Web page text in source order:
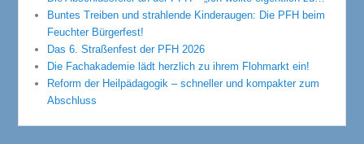
Buntes Treiben und strahlende Kinderaugen: Die PFH beim
Feuchter Bürgerfest!
Das 6. Straßenfest der PFH 2026
Die Fachakademie lädt herzlich zu ihrem Flohmarkt ein!
Reform der Heilpädagogik – schneller und kompakter zum
Abschluss